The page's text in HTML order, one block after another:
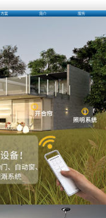
方案 简介 服务